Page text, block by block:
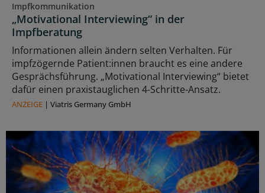
Impfkommunikation
„Motivational Interviewing“ in der
Impfberatung
Informationen allein ändern selten Verhalten. Für
impfzögernde Patient:innen braucht es eine andere
Gesprächsführung. „Motivational Interviewing“ bietet
dafür einen praxistauglichen 4-Schritte-Ansatz.
ANZEIGE | Viatris Germany GmbH